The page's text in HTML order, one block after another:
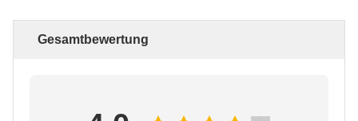
Gesamtbewertung